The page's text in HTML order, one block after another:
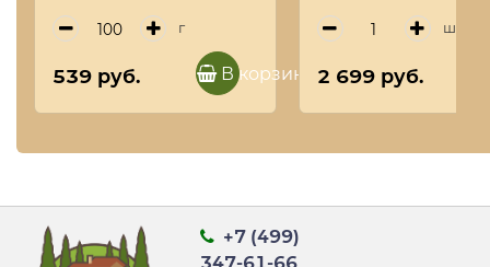
г
539 руб. В корзину
TORRONERIA
(туба)
шт
2 699 руб.
+7 (499)